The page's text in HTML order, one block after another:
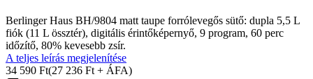
Berlinger Haus BH/9804 matt taupe forrólevegős sütő: dupla 5,5 L
fiók (11 L össztér), digitális érintőképernyő, 9 program, 60 perc
időzítő, 80% kevesebb zsír.
A teljes leírás megjelenítése
34 590 Ft(27 236 Ft + ÁFA)